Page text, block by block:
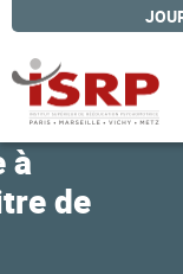
Le
notre
dispo